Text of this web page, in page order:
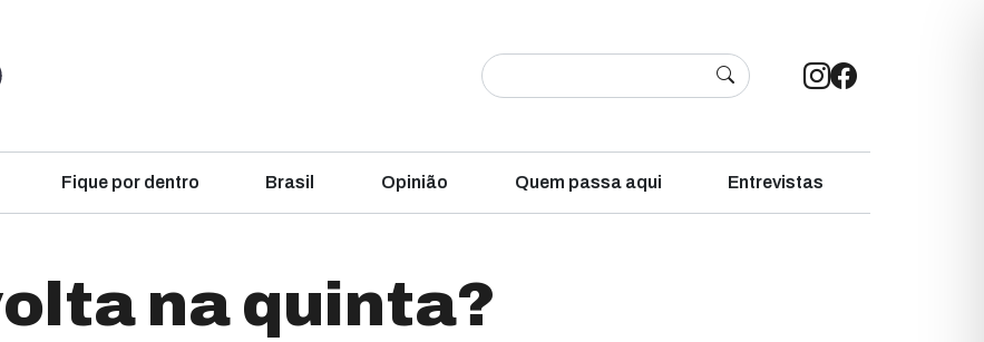
Fique por dentro Brasil Opinião Quem passa aqui Entrevistas
na quinta?